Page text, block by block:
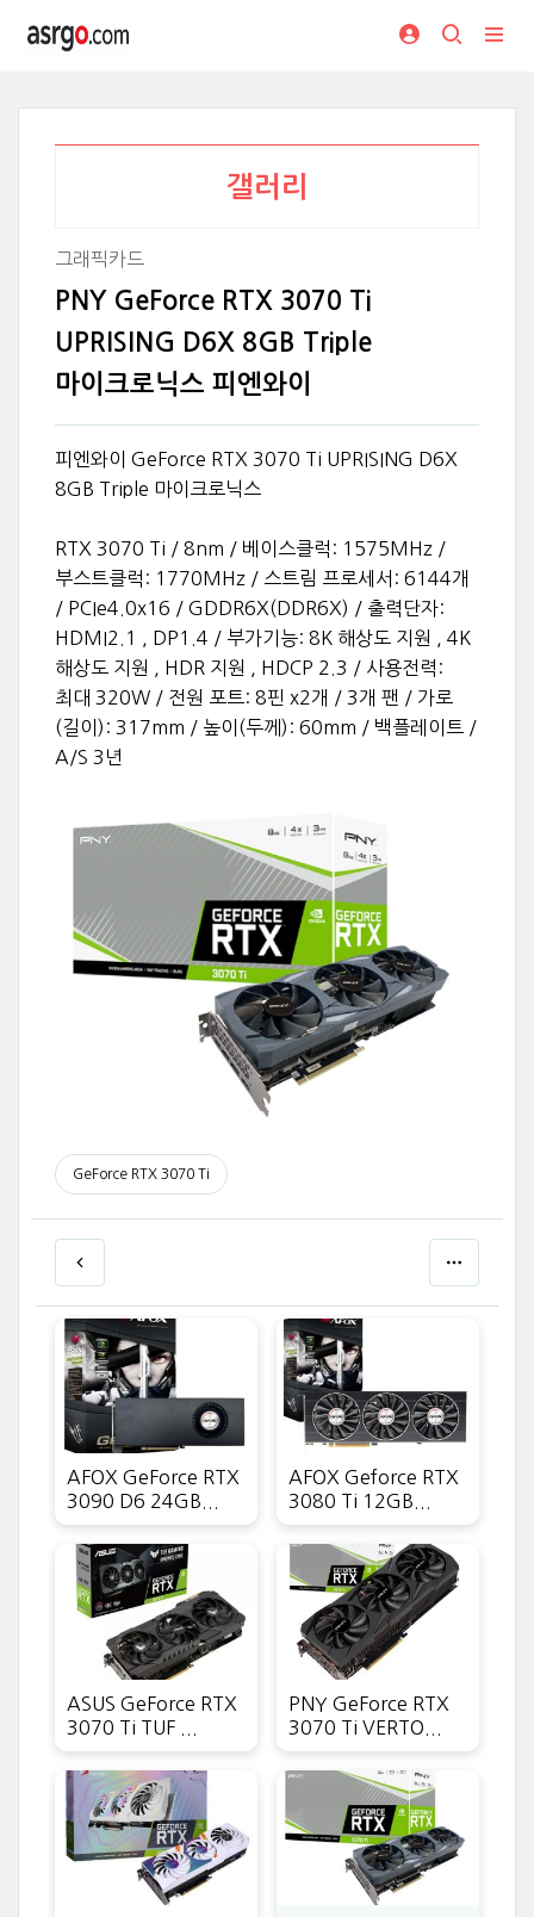
갤러리
그래픽카드
PNY GeForce RTX 3070 Ti
UPRISING D6X 8GB Triple
마이크로닉스 피엔와이
피엔와이 GeForce RTX 3070 Ti UPRISING D6X
8GB Triple 마이크로닉스
RTX 3070 Ti / 8nm / 베이스클럭: 1575MHz /
부스트클럭: 1770MHz / 스트림 프로세서: 6144개
/ PCIe4.0x16 / GDDR6X(DDR6X) / 출력단자:
HDMI2.1 , DP1.4 / 부가기능: 8K 해상도 지원 , 4K
해상도 지원 , HDR 지원 , HDCP 2.3 / 사용전력:
최대 320W / 전원 포트: 8핀 x2개 / 3개 팬 / 가로
(길이): 317mm / 높이(두께): 60mm / 백플레이트 /
A/S 3년
GeForce RTX 3070 Ti
AFOX GeForce RTX
3090 D6 24GB...
AFOX Geforce RTX
3080 Ti 12GB...
ASUS GeForce RTX
3070 Ti TUF ...
PNY GeForce RTX
3070 Ti VERTO...